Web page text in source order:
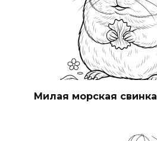
Милая морская свинка